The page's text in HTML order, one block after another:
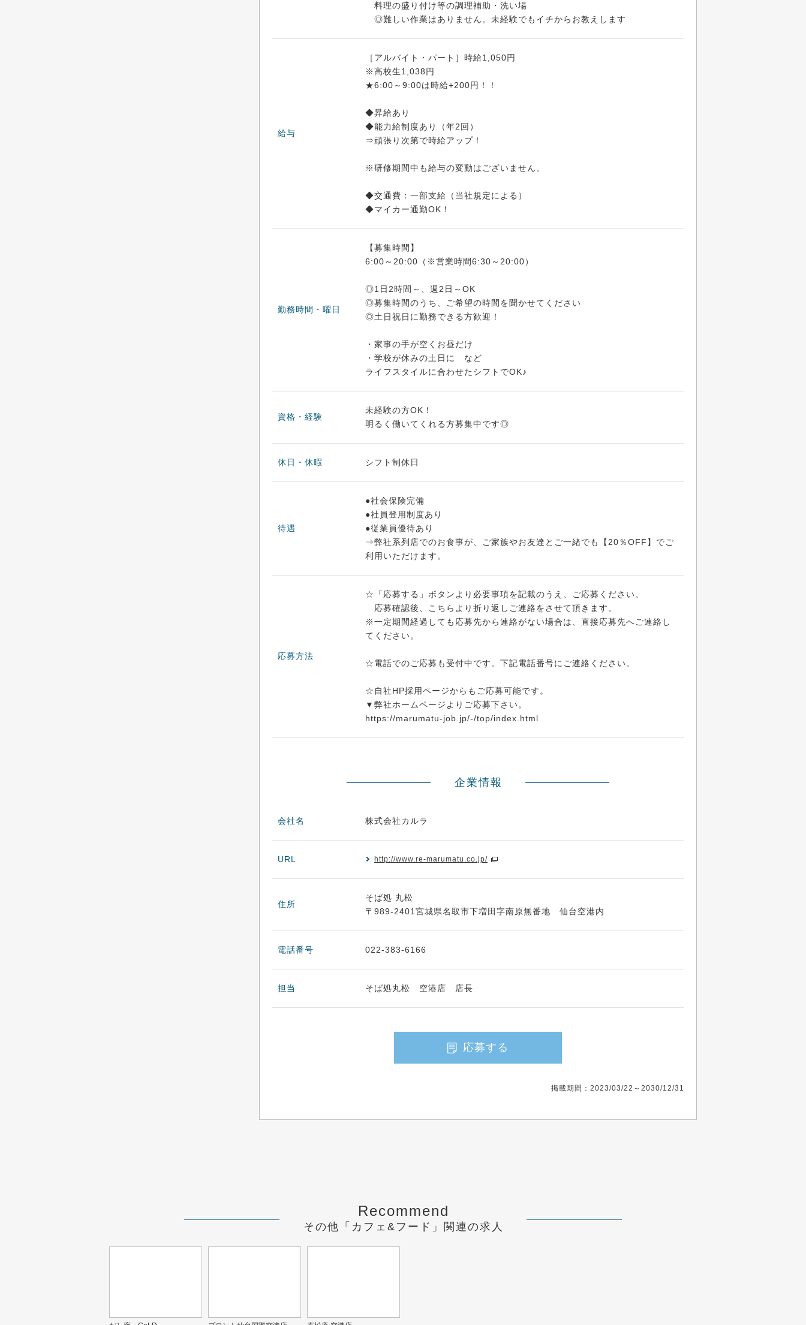
料理の盛り付け等の調理補助・洗い場
◎難しい作業はありません。未経験でもイチからお教えします
給与
［アルバイト・パート］時給1,050円
※高校生1,038円
★6:00～9:00は時給+200円！！
◆昇給あり
◆能力給制度あり（年2回）
⇒頑張り次第で時給アップ！
※研修期間中も給与の変動はございません。
◆交通費：一部支給（当社規定による）
◆マイカー通勤OK！
勤務時間・曜日
【募集時間】
6:00～20:00（※営業時間6:30～20:00）
◎1日2時間～、週2日～OK
◎募集時間のうち、ご希望の時間を聞かせてください
◎土日祝日に勤務できる方歓迎！
・家事の手が空くお昼だけ
・学校が休みの土日に など
ライフスタイルに合わせたシフトでOK♪
資格・経験
未経験の方OK！
明るく働いてくれる方募集中です◎
休日・休暇 シフト制休日
待遇
●社会保険完備
●社員登用制度あり
●従業員優待あり
⇒弊社系列店でのお食事が、ご家族やお友達とご一緒でも【20％OFF】でご
利用いただけます。
応募方法
☆「応募する」ボタンより必要事項を記載のうえ、ご応募ください。
応募確認後、こちらより折り返しご連絡をさせて頂きます。
※一定期間経過しても応募先から連絡がない場合は、直接応募先へご連絡し
てください。
☆電話でのご応募も受付中です。下記電話番号にご連絡ください。
☆自社HP採用ページからもご応募可能です。
▼弊社ホームページよりご応募下さい。
https://marumatu-job.jp/-/top/index.html
企業情報
会社名 株式会社カルラ
URL http://www.re-marumatu.co.jp/
住所
そば処 丸松
〒989-2401宮城県名取市下増田字南原無番地 仙台空港内
電話番号 022-383-6166
担当 そば処丸松 空港店 店長
応募する
掲載期間：2023/03/22～2030/12/31
Recommend
その他「カフェ&フード」関連の求人